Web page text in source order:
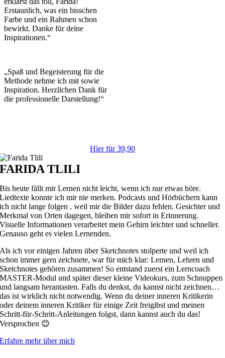
Erstaunlich, was ein bisschen
Farbe und ein Rahmen schon
bewirkt. Danke für deine
Inspirationen.“
„Spaß und Begeisterung für die
Methode nehme ich mit sowie
Inspiration. Herzlichen Dank für
die professionelle Darstellung!“
Hier für 39,90
FARIDA TLILI
Bis heute fällt mir Lernen nicht leicht, wenn ich nur etwas höre.
Liedtexte konnte ich mir nie merken. Podcasts und Hörbüchern kann
ich nicht lange folgen , weil mir die Bilder dazu fehlen. Gesichter und
Merkmal von Orten dagegen, bleiben mir sofort in Erinnerung.
Visuelle Informationen verarbeitet mein Gehirn leichter und schneller.
Genauso geht es vielen Lernenden.
Als ich vor einigen Jahren über Sketchnotes stolperte und weil ich
schon immer gern zeichnete, war für mich klar: Lernen, Lehren und
Sketchnotes gehören zusammen! So entstand zuerst ein Lerncoach
MASTER-Modul und später dieser kleine Videokurs, zum Schnuppen
und langsam herantasten. Falls du denkst, du kannst nicht zeichnen…
das ist wirklich nicht notwendig. Wenn du deiner inneren Kritikerin
oder deinem inneren Kritiker für einige Zeit freigibst und meinen
Schritt-für-Schritt-Anleitungen folgst, dann kannst auch du das!
Versprochen 😊
Erfahre mehr über mich